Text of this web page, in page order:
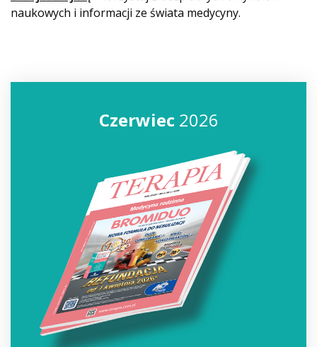
naukowych i informacji ze świata medycyny.
Czerwiec2026